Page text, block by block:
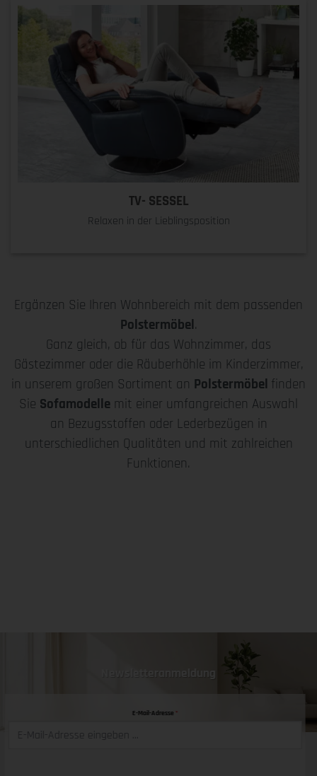
TV- SESSEL
Relaxen in der Lieblingsposition
Ergänzen Sie Ihren Wohnbereich mit dem passenden
Polstermöbel .
Ganz gleich, ob für das Wohnzimmer, das
Gästezimmer oder die Räuberhöhle im Kinderzimmer,
in unserem großen Sortiment an Polstermöbel finden
Sie Sofamodelle mit einer umfangreichen Auswahl
an Bezugsstoffen oder Lederbezügen in
unterschiedlichen Qualitäten und mit zahlreichen
Funktionen.
Newsletteranmeldung
E-Mail-Adresse *